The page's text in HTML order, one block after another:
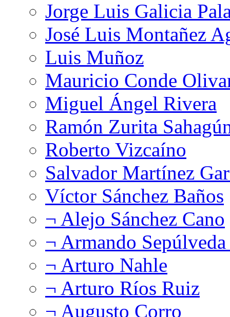
Jorge Luis Galicia
José Luis Montañez
Luis Muñoz
Mauricio Conde
Miguel Ángel Rivera
Ramón Zurita
Roberto Vizcaíno
Salvador Martínez
Víctor Sánchez Baños
¬ Alejo Sánchez Cano
¬ Armando
¬ Arturo Nahle
¬ Arturo Ríos Ruiz
¬ Augusto Corro